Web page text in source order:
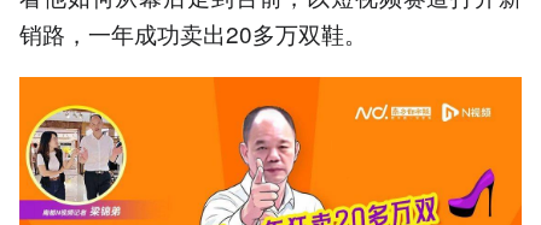
销路，一年成功卖出20多万双鞋。